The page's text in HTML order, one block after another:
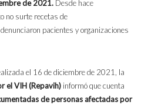
de 2021. Desde hace
no surte recetas de
pacientes y organizaciones
el 16 de diciembre de 2021, la
el VIH (Repavih) informó que cuenta
de personas afectadas por